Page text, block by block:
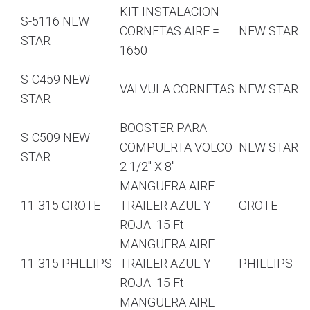
S-5116 NEW
STAR
KIT INSTALACION
CORNETAS AIRE =
1650
NEW STAR
S-C459 NEW
STAR
VALVULA CORNETAS NEW STAR
S-C509 NEW
STAR
BOOSTER PARA
COMPUERTA VOLCO
2 1/2″ X 8″
NEW STAR
11-315 GROTE
MANGUERA AIRE
TRAILER AZUL Y
ROJA 15 Ft
GROTE
11-315 PHLLIPS
MANGUERA AIRE
TRAILER AZUL Y
ROJA 15 Ft
PHILLIPS
MANGUERA AIRE